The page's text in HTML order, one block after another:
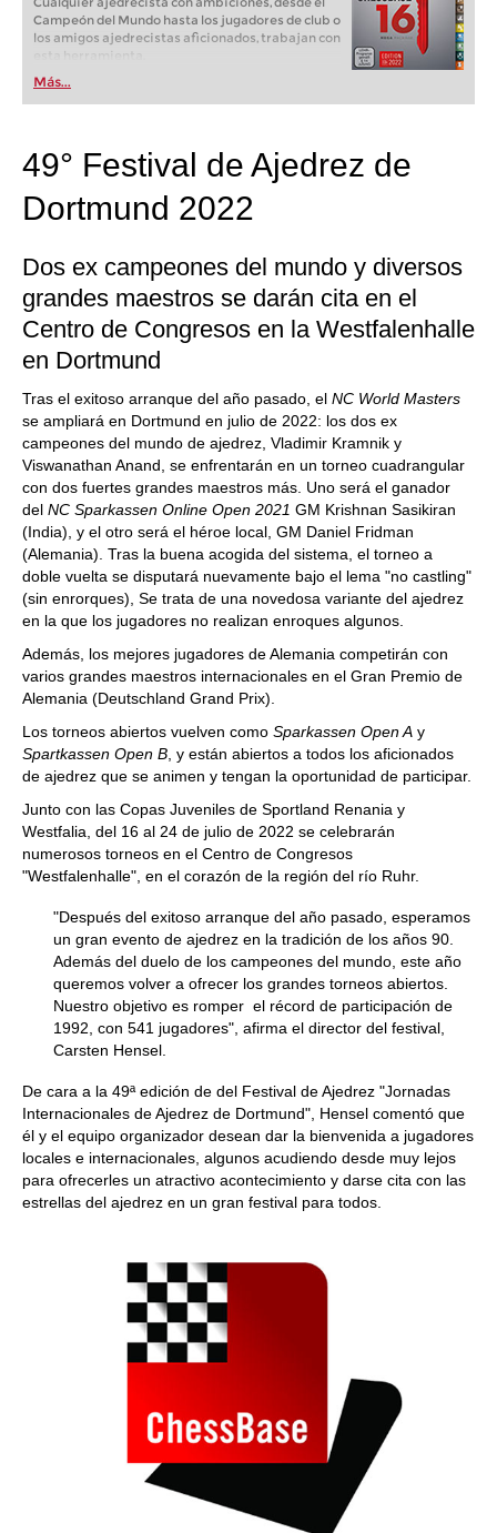
Campeón del Mundo hasta los jugadores de club o
los amigos ajedrecistas aficionados, trabajan con
Más...
49° Festival de Ajedrez de
Dortmund 2022
Dos ex campeones del mundo y diversos
grandes maestros se darán cita en el
Centro de Congresos en la Westfalenhalle
en Dortmund
Tras el exitoso arranque del año pasado, el NC World Masters
se ampliará en Dortmund en julio de 2022: los dos ex
campeones del mundo de ajedrez, Vladimir Kramnik y
Viswanathan Anand, se enfrentarán en un torneo cuadrangular
con dos fuertes grandes maestros más. Uno será el ganador
del NC Sparkassen Online Open 2021 GM Krishnan Sasikiran
(India), y el otro será el héroe local, GM Daniel Fridman
(Alemania). Tras la buena acogida del sistema, el torneo a
doble vuelta se disputará nuevamente bajo el lema "no castling"
(sin enrorques), Se trata de una novedosa variante del ajedrez
en la que los jugadores no realizan enroques algunos.
Además, los mejores jugadores de Alemania competirán con
varios grandes maestros internacionales en el Gran Premio de
Alemania (Deutschland Grand Prix).
Los torneos abiertos vuelven como Sparkassen Open A y
Spartkassen Open B , y están abiertos a todos los aficionados
de ajedrez que se animen y tengan la oportunidad de participar.
Junto con las Copas Juveniles de Sportland Renania y
Westfalia, del 16 al 24 de julio de 2022 se celebrarán
numerosos torneos en el Centro de Congresos
"Westfalenhalle", en el corazón de la región del río Ruhr.
"Después del exitoso arranque del año pasado, esperamos
un gran evento de ajedrez en la tradición de los años 90.
Además del duelo de los campeones del mundo, este año
queremos volver a ofrecer los grandes torneos abiertos.
Nuestro objetivo es romper el récord de participación de
1992, con 541 jugadores", afirma el director del festival,
Carsten Hensel.
De cara a la 49ª edición de del Festival de Ajedrez "Jornadas
Internacionales de Ajedrez de Dortmund", Hensel comentó que
él y el equipo organizador desean dar la bienvenida a jugadores
locales e internacionales, algunos acudiendo desde muy lejos
para ofrecerles un atractivo acontecimiento y darse cita con las
estrellas del ajedrez en un gran festival para todos.